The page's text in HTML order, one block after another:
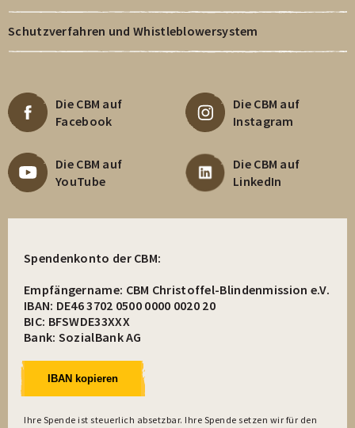
Schutzverfahren und Whistleblowersystem
Die CBM auf
Facebook
Die CBM auf
Instagram
Die CBM auf
YouTube
Die CBM auf
LinkedIn
Spendenkonto der CBM:
Empfängername: CBM Christoffel-Blindenmission e.V.
IBAN: DE46 3702 0500 0000 0020 20
BIC: BFSWDE33XXX
Bank: SozialBank AG
IBAN kopieren
Ihre Spende ist steuerlich absetzbar. Ihre Spende setzen wir für den